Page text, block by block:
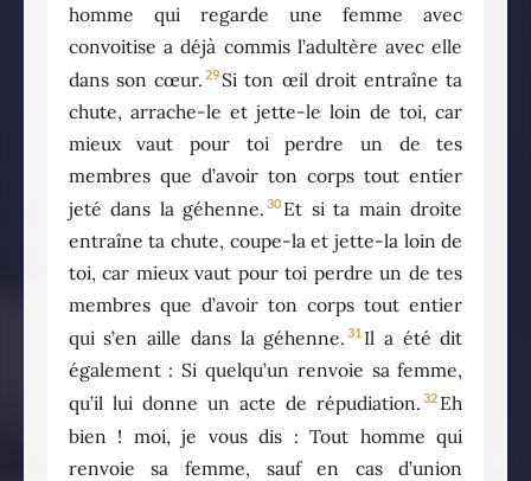
homme qui regarde une femme avec
convoitise a déjà commis l’adultère avec elle
dans son cœur. 29 Si ton œil droit entraîne ta
chute, arrache-le et jette-le loin de toi, car
mieux vaut pour toi perdre un de tes
membres que d’avoir ton corps tout entier
jeté dans la géhenne. 30 Et si ta main droite
entraîne ta chute, coupe-la et jette-la loin de
toi, car mieux vaut pour toi perdre un de tes
membres que d’avoir ton corps tout entier
qui s’en aille dans la géhenne. 31 Il a été dit
également : Si quelqu’un renvoie sa femme,
qu’il lui donne un acte de répudiation. 32 Eh
bien ! moi, je vous dis : Tout homme qui
renvoie sa femme, sauf en cas d’union